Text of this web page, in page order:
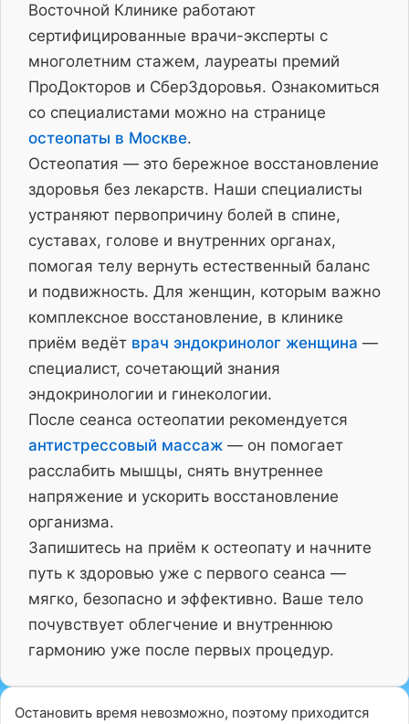
Восточной Клинике работают
сертифицированные врачи-эксперты с
многолетним стажем, лауреаты премий
ПроДокторов и СберЗдоровья. Ознакомиться
со специалистами можно на странице
остеопаты в Москве.
Остеопатия — это бережное восстановление
здоровья без лекарств. Наши специалисты
устраняют первопричину болей в спине,
суставах, голове и внутренних органах,
помогая телу вернуть естественный баланс
и подвижность. Для женщин, которым важно
комплексное восстановление, в клинике
приём ведёт врач эндокринолог женщина —
специалист, сочетающий знания
эндокринологии и гинекологии.
После сеанса остеопатии рекомендуется
антистрессовый массаж — он помогает
расслабить мышцы, снять внутреннее
напряжение и ускорить восстановление
организма.
Запишитесь на приём к остеопату и начните
путь к здоровью уже с первого сеанса —
мягко, безопасно и эффективно. Ваше тело
почувствует облегчение и внутреннюю
гармонию уже после первых процедур.
Остановить время невозможно, поэтому приходится